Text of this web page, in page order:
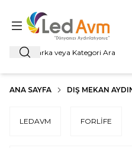
Ara
ANA SAYFA DIŞ MEKAN
LEDAVM FORLİFE